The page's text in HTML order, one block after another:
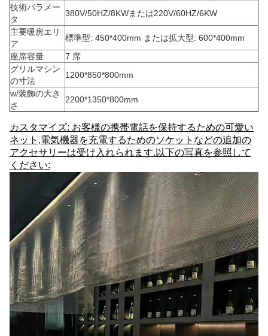
技術パラメー
タ
380V/50HZ/8KWまたは220V/60HZ/6KW
主要暖房エリ
ア
標準型: 450*400mm または拡大型: 600*400mm
座席容量
7 席
グリルマシン
の寸法
1200*850*800mm
w/装飾の大き
さ
2200*1350*800mm
カスタマイズ: お客様の携帯電話を保持するための可愛い
ネット,電気機器を充電するためのソケットなどの追加の
アクセサリーは受け入れられます.以下の写真を参照して
ください: